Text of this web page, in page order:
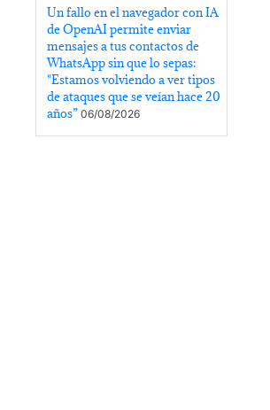
Un fallo en el navegador con IA
de OpenAI permite enviar
mensajes a tus contactos de
WhatsApp sin que lo sepas:
"Estamos volviendo a ver tipos
de ataques que se veían hace 20
años” 06/08/2026